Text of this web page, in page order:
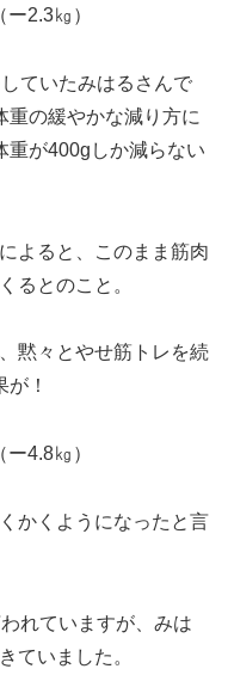
2.3㎏）
ていたみはるさんで
重の緩やかな減り方に
重が400gしか減らない
よると、このまま筋肉
るとのこと。
黙々とやせ筋トレを続
！
4.8㎏）
かくようになったと言
れていますが、みは
ていました。